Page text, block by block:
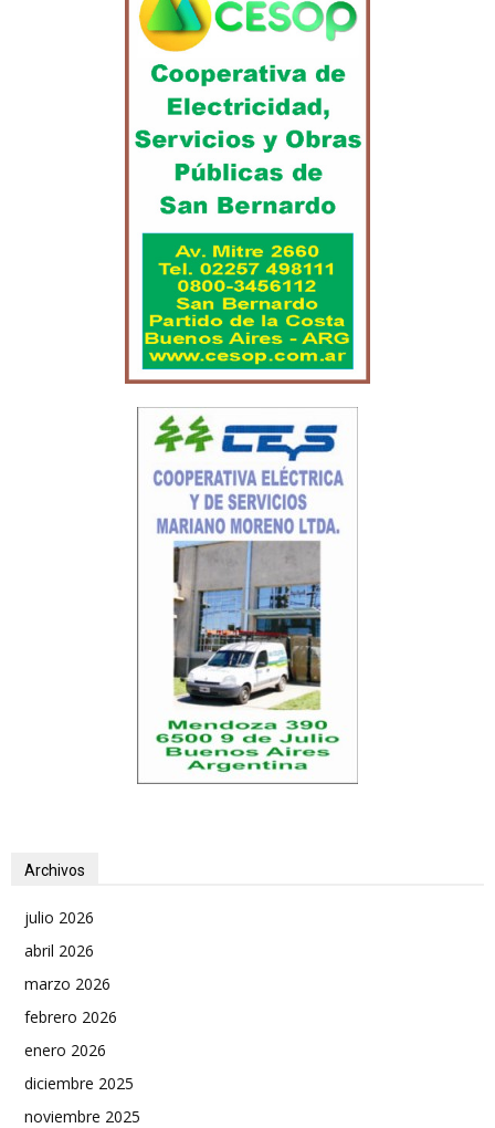
Archivos
julio 2026
abril 2026
marzo 2026
febrero 2026
enero 2026
diciembre 2025
noviembre 2025